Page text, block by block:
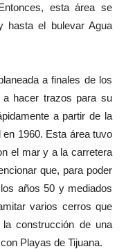
esta área se
hasta el bulevar Agua
a finales de los
hacer trazos para su
a partir de la
1960. Esta área tuvo
el mar y a la carretera
que, para poder
años 50 y mediados
varios cerros que
construcción de una
Playas de Tijuana.